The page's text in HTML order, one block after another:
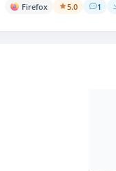
Firefox 5.0 1